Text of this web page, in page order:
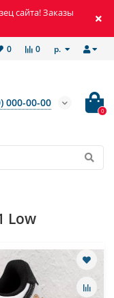
сайта! Заказы
р.
0
0
000-00-00
0
Low